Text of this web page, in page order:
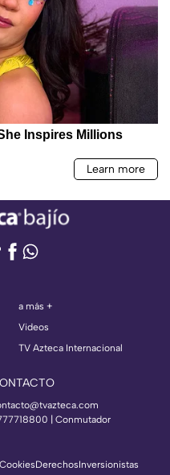
a más +
Videos
TV Azteca Internacional
| Conmutador
DerechosInversionistas